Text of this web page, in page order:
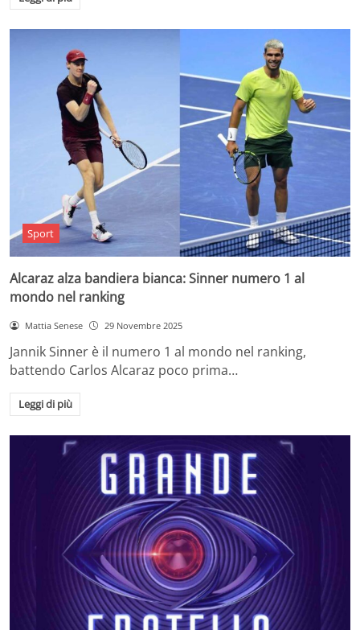
Sport
Alcaraz alza bandiera bianca: Sinner numero 1 al
mondo nel ranking
Mattia Senese 29 Novembre 2025
Jannik Sinner è il numero 1 al mondo nel ranking,
battendo Carlos Alcaraz poco prima…
Leggi di più